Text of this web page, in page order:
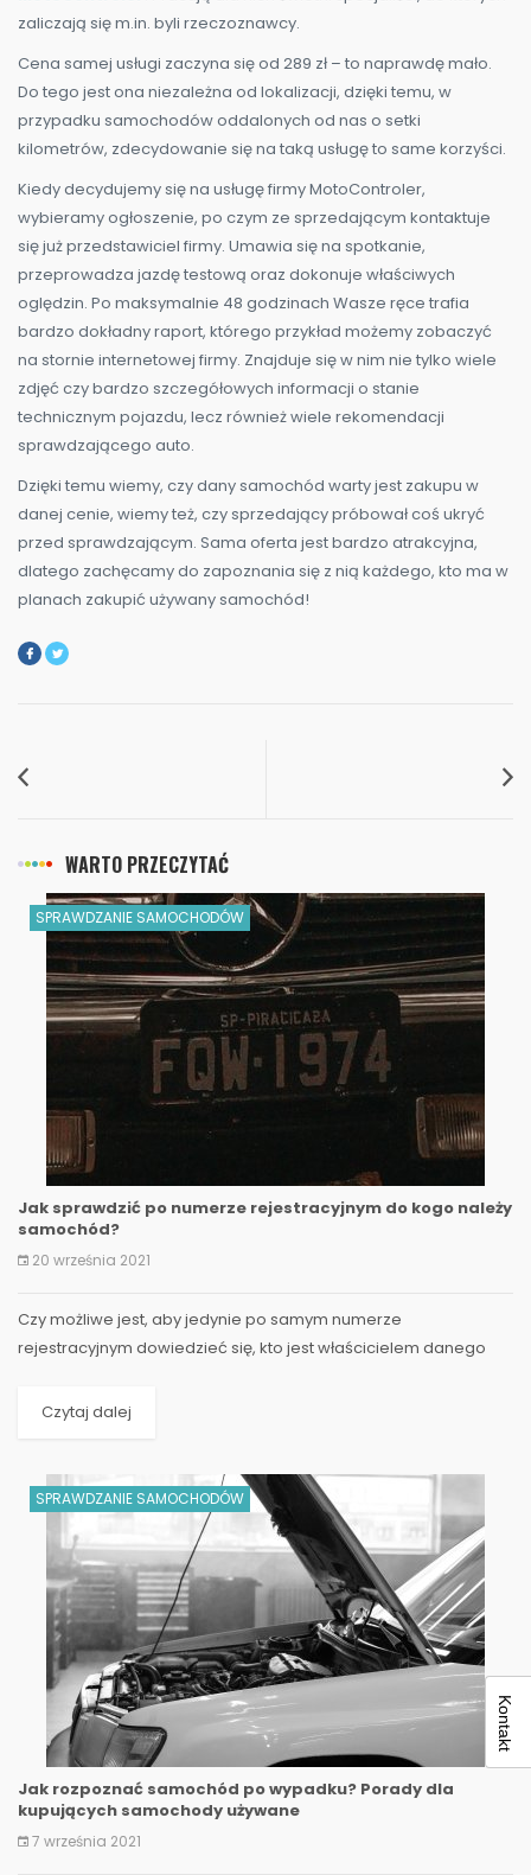
zaliczają się m.in. byli rzeczoznawcy.
Cena samej usługi zaczyna się od 289 zł – to naprawdę mało.
Do tego jest ona niezależna od lokalizacji, dzięki temu, w
przypadku samochodów oddalonych od nas o setki
kilometrów, zdecydowanie się na taką usługę to same korzyści.
Kiedy decydujemy się na usługę firmy MotoControler,
wybieramy ogłoszenie, po czym ze sprzedającym kontaktuje
się już przedstawiciel firmy. Umawia się na spotkanie,
przeprowadza jazdę testową oraz dokonuje właściwych
oględzin. Po maksymalnie 48 godzinach Wasze ręce trafia
bardzo dokładny raport, którego przykład możemy zobaczyć
na stornie internetowej firmy. Znajduje się w nim nie tylko wiele
zdjęć czy bardzo szczegółowych informacji o stanie
technicznym pojazdu, lecz również wiele rekomendacji
sprawdzającego auto.
Dzięki temu wiemy, czy dany samochód warty jest zakupu w
danej cenie, wiemy też, czy sprzedający próbował coś ukryć
przed sprawdzającym. Sama oferta jest bardzo atrakcyjna,
dlatego zachęcamy do zapoznania się z nią każdego, kto ma w
planach zakupić używany samochód!
WARTO PRZECZYTAĆ
SPRAWDZANIE SAMOCHODÓW
Jak sprawdzić po numerze rejestracyjnym do kogo należy
samochód?
20 września 2021
​Czy możliwe jest, aby jedynie po samym numerze
rejestracyjnym dowiedzieć się, kto jest właścicielem danego
Czytaj dalej
SPRAWDZANIE SAMOCHODÓW
Jak rozpoznać samochód po wypadku? Porady dla
kupujących samochody używane
7 września 2021
Kontakt